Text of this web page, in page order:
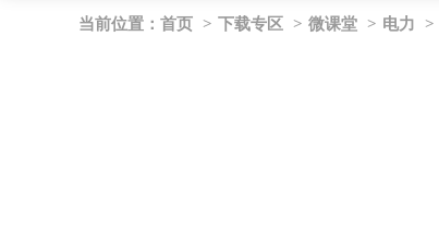
当前位置： 首页 > 下载专区 > 微课堂 > 电力 >